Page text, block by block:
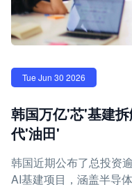
Tue Jun 30 2026
韩国万亿'芯'基建
代'油田'
韩国近期公布了总投资
AI基建项目，涵盖半导